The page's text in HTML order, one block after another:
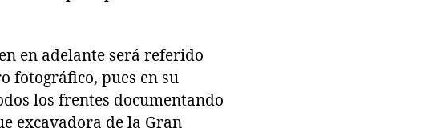
en adelante será referido
fotográfico, pues en su
los frentes documentando
excavadora de la Gran